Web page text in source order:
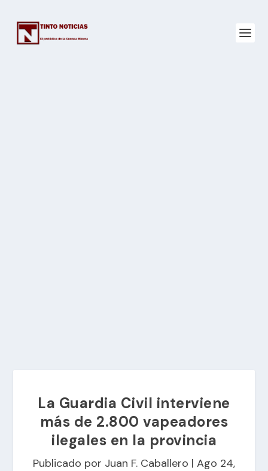
La Guardia Civil interviene
más de 2.800 vapeadores
ilegales en la provincia
Publicado por Juan F. Caballero | Ago 24,